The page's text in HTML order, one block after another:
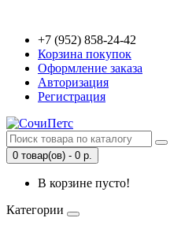
+7 (952) 858-24-42
Корзина покупок
Оформление заказа
Авторизация
Регистрация
0 товар(ов) - 0 р.
В корзине пусто!
Категории